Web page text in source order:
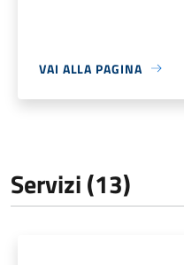
VAI ALLA PAGINA
Servizi (13)